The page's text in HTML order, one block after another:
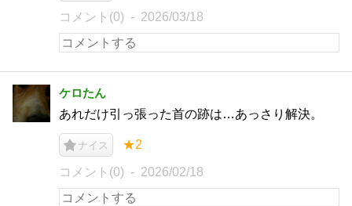
コメント(0) 2026/03/18
ケロたん
あれだけ引っ張った首の跡は…あっさり解決。
ナイス ★2
コメント(0) 2026/02/18